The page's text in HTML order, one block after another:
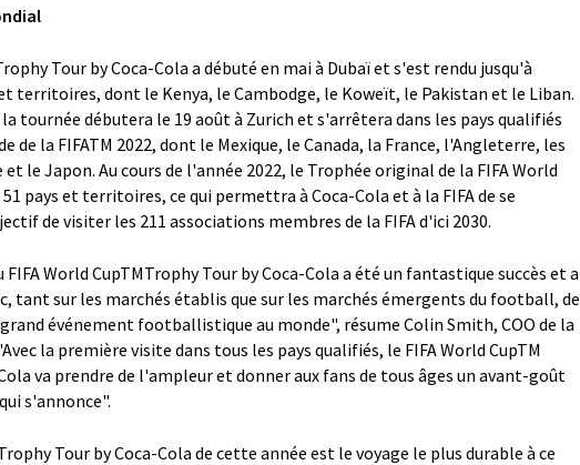
Tour by Coca-Cola a débuté en mai à Dubaï et s'est rendu jusqu'à
territoires, dont le Kenya, le Cambodge, le Koweït, le Pakistan et le Liban.
la tournée débutera le 19 août à Zurich et s'arrêtera dans les pays qualifiés
de la FIFATM 2022, dont le Mexique, le Canada, la France, l'Angleterre, les
le Japon. Au cours de l'année 2022, le Trophée original de la FIFA World
51 pays et territoires, ce qui permettra à Coca-Cola et à la FIFA de se
de visiter les 211 associations membres de la FIFA d'ici 2030.
World CupTMTrophy Tour by Coca-Cola a été un fantastique succès et a
tant sur les marchés établis que sur les marchés émergents du football, de
événement footballistique au monde", résume Colin Smith, COO de la
la première visite dans tous les pays qualifiés, le FIFA World CupTM
va prendre de l'ampleur et donner aux fans de tous âges un avant-goût
s'annonce".
Tour by Coca-Cola de cette année est le voyage le plus durable à ce